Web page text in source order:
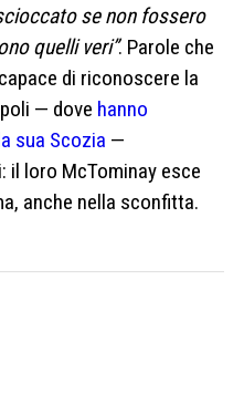
se non fossero
quelli veri”. Parole che
di riconoscere la
— dove hanno
sua Scozia —
il loro McTominay esce
anche nella sconfitta.